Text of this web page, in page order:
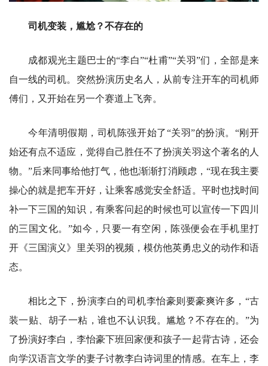
司机变装，尴尬？不存在的
成都观光主题巴士的“李白”“杜甫”“关羽”们，全部是来
自一线的司机。突然扮演历史名人，从前专注开车的司机师
傅们，又开始在另一个赛道上飞奔。
今年清明假期，司机陈强开始了“关羽”的扮演。“刚开
始还有点不适应，觉得自己胜任不了扮演关羽这个著名的人
物。”后来同事给他打气，他也渐渐打消顾虑，“现在我主要
操心的就是把车开好，让乘客感觉安全舒适。平时也找时间
补一下三国的知识，有乘客问起的时候也可以宣传一下四川
的三国文化。”如今，只要一有空闲，陈强便会在手机里打
开《三国演义》里关羽的视频，模仿他英勇忠义的动作和语
态。
相比之下，扮演李白的司机李怡豪则要豪爽许多，“古
装一贴、胡子一粘，谁也不认识我。尴尬？不存在的。”为
了扮演好李白，李怡豪下班回家便和孩子一起背古诗，还会
向学汉语言文学的妻子讨教李白诗词里的情感。在车上，李